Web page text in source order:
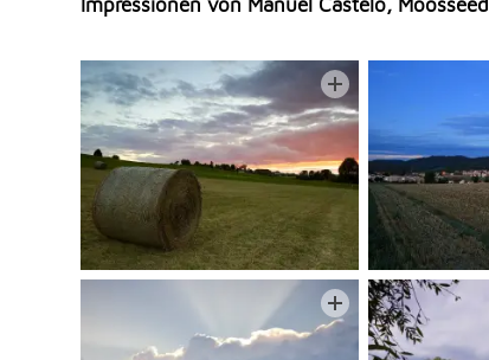
Impressionen von Manuel Castelo,